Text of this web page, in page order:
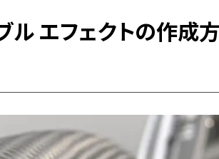
エフェクトの作成